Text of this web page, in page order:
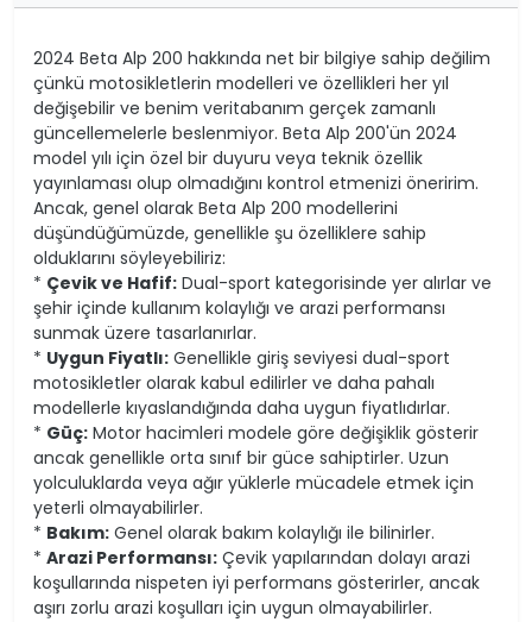
2024 Beta Alp 200 hakkında net bir bilgiye sahip değilim
çünkü motosikletlerin modelleri ve özellikleri her yıl
değişebilir ve benim veritabanım gerçek zamanlı
güncellemelerle beslenmiyor. Beta Alp 200'ün 2024
model yılı için özel bir duyuru veya teknik özellik
yayınlaması olup olmadığını kontrol etmenizi öneririm.
Ancak, genel olarak Beta Alp 200 modellerini
düşündüğümüzde, genellikle şu özelliklere sahip
olduklarını söyleyebiliriz:
* Çevik ve Hafif: Dual-sport kategorisinde yer alırlar ve
şehir içinde kullanım kolaylığı ve arazi performansı
sunmak üzere tasarlanırlar.
* Uygun Fiyatlı: Genellikle giriş seviyesi dual-sport
motosikletler olarak kabul edilirler ve daha pahalı
modellerle kıyaslandığında daha uygun fiyatlıdırlar.
* Güç: Motor hacimleri modele göre değişiklik gösterir
ancak genellikle orta sınıf bir güce sahiptirler. Uzun
yolculuklarda veya ağır yüklerle mücadele etmek için
yeterli olmayabilirler.
* Bakım: Genel olarak bakım kolaylığı ile bilinirler.
* Arazi Performansı: Çevik yapılarından dolayı arazi
koşullarında nispeten iyi performans gösterirler, ancak
aşırı zorlu arazi koşulları için uygun olmayabilirler.